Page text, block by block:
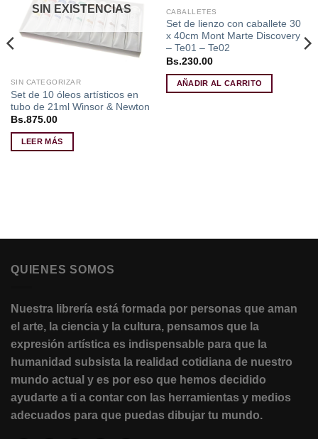
SIN EXISTENCIAS
SIN CATEGORIZAR
Set de 10 óleos artísticos en
tubo de 21ml Winsor & Newton
Bs.875.00
LEER MÁS
CABALLETES
Set de lienzo con caballete 30
x 40cm Mont Marte Discovery
– Te01 – Te02
Bs.230.00
AÑADIR AL CARRITO
QUIENES SOMOS
Nuestra librería está formada por personas que aman
el arte, la ciencia y la cultura, pensamos que la
expresión artística es indispensable para que la
humanidad subsista la realidad cotidiana de nuestro
mundo actual y es por eso que hemos decidido
ayudarte a ti a contar con las herramientas y medios
adecuados para que puedas dibujar tu mundo.